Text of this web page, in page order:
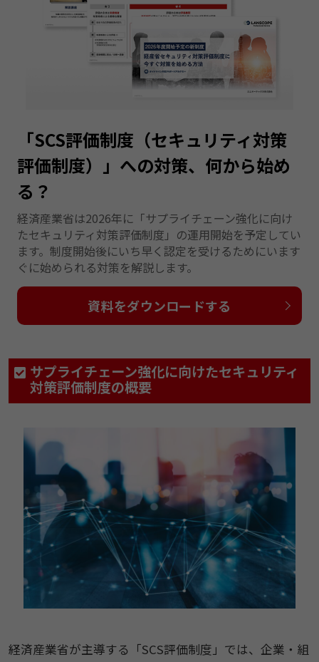
「SCS評価制度（セキュリティ対策
評価制度）」への対策、何から始め
る？
経済産業省は2026年に「サプライチェーン強化に向け
たセキュリティ対策評価制度」の運用開始を予定してい
ます。制度開始後にいち早く認定を受けるためにいます
ぐに始められる対策を解説します。
資料をダウンロードする
サプライチェーン強化に向けたセキュリティ
対策評価制度の概要
経済産業省が主導する「SCS評価制度」では、企業・組